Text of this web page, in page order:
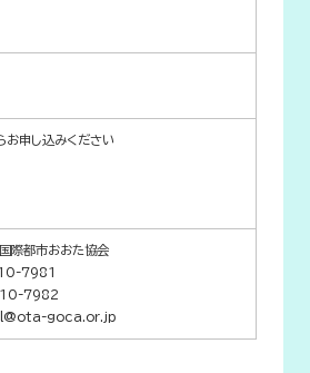
お申し込みください
際都市おおた協会
7981
7982
goca.or.jp